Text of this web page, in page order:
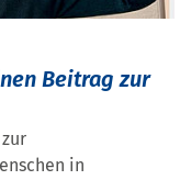
Beitrag zur
in